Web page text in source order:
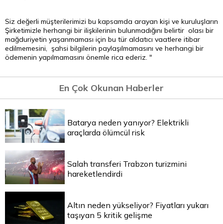
Siz değerli müşterilerimizi bu kapsamda arayan kişi ve kuruluşların
Şirketimizle herhangi bir ilişkilerinin bulunmadığını belirtir olası bir
mağduriyetin yaşanmaması için bu tür aldatıcı vaatlere itibar
edilmemesini, şahsi bilgilerin paylaşılmamasını ve herhangi bir
ödemenin yapılmamasını önemle rica ederiz. "
En Çok Okunan Haberler
Batarya neden yanıyor? Elektrikli
araçlarda ölümcül risk
Salah transferi Trabzon turizmini
hareketlendirdi
Altın neden yükseliyor? Fiyatları yukarı
taşıyan 5 kritik gelişme